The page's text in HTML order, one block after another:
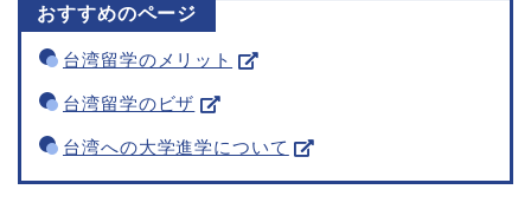
おすすめのページ
台湾留学のメリット
台湾留学のビザ
台湾への大学進学について